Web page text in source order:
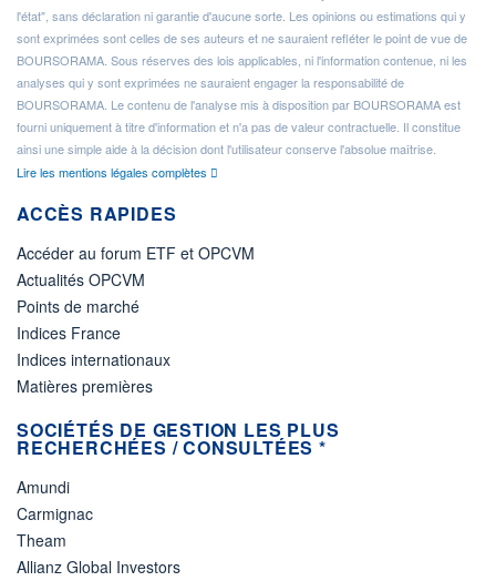
l'état", sans déclaration ni garantie d'aucune sorte. Les opinions ou estimations qui y
sont exprimées sont celles de ses auteurs et ne sauraient refléter le point de vue de
BOURSORAMA. Sous réserves des lois applicables, ni l'information contenue, ni les
analyses qui y sont exprimées ne sauraient engager la responsabilité de
BOURSORAMA. Le contenu de l'analyse mis à disposition par BOURSORAMA est
fourni uniquement à titre d'information et n'a pas de valeur contractuelle. Il constitue
ainsi une simple aide à la décision dont l'utilisateur conserve l'absolue maîtrise.
Lire les mentions légales complètes
ACCÈS RAPIDES
Accéder au forum ETF et OPCVM
Actualités OPCVM
Points de marché
Indices France
Indices internationaux
Matières premières
SOCIÉTÉS DE GESTION LES PLUS
RECHERCHÉES / CONSULTÉES *
Amundi
Carmignac
Theam
Allianz Global Investors